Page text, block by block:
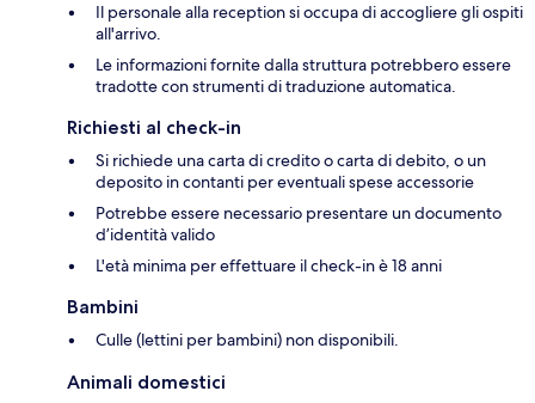
Il personale alla reception si occupa di accogliere gli ospiti
all'arrivo.
Le informazioni fornite dalla struttura potrebbero essere
tradotte con strumenti di traduzione automatica.
Richiesti al check-in
Si richiede una carta di credito o carta di debito, o un
deposito in contanti per eventuali spese accessorie
Potrebbe essere necessario presentare un documento
d’identità valido
L'età minima per effettuare il check-in è 18 anni
Bambini
Culle (lettini per bambini) non disponibili.
Animali domestici